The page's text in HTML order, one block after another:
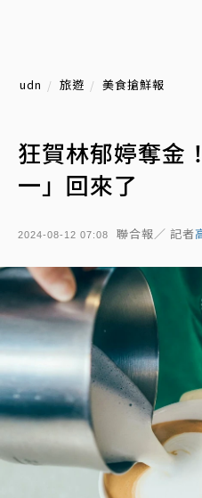
udn 旅遊 美食搶鮮報
狂賀林郁婷奪金
一」回來了
2024-08-12 07:08 聯合報／ 記者